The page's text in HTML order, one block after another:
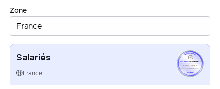
Zone
France
Salariés
France
EMPLOYEES
FRANCE
SEP 2024